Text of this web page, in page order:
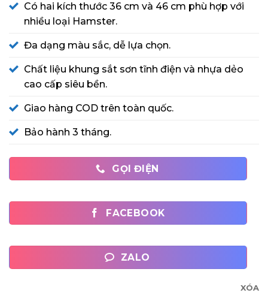
Có hai kích thước 36 cm và 46 cm phù hợp với
nhiều loại Hamster.
Đa dạng màu sắc, dễ lựa chọn.
Chất liệu khung sắt sơn tĩnh điện và nhựa dẻo
cao cấp siêu bền.
Giao hàng COD trên toàn quốc.
Bảo hành 3 tháng.
GỌI ĐIỆN
FACEBOOK
ZALO
XÓA